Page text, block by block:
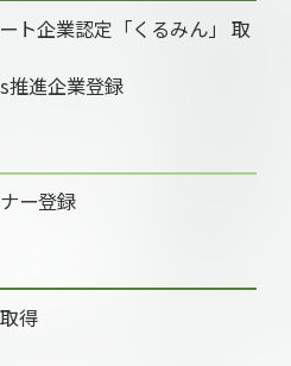
ト企業認定「くるみん」 取
推進企業登録
ー登録
得